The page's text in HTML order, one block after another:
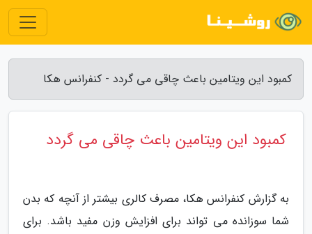
کمبود این ویتامین باعث چاقی می گردد - کنفرانس هکا
کمبود این ویتامین باعث چاقی می گردد
به گزارش کنفرانس هکا، مصرف کالری بیشتر از آنچه که بدن
شما سوزانده می تواند برای افزایش وزن مفید باشد. برای